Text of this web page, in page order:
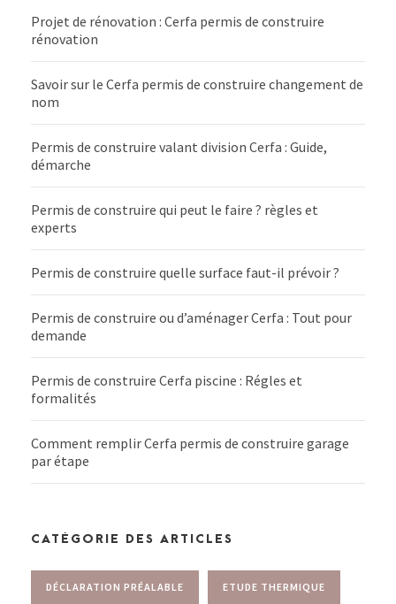
Projet de rénovation : Cerfa permis de construire
rénovation
Savoir sur le Cerfa permis de construire changement de
nom
Permis de construire valant division Cerfa : Guide,
démarche
Permis de construire qui peut le faire ? règles et
experts
Permis de construire quelle surface faut-il prévoir ?
Permis de construire ou d’aménager Cerfa : Tout pour
demande
Permis de construire Cerfa piscine : Régles et
formalités
Comment remplir Cerfa permis de construire garage
par étape
CATÉGORIE DES ARTICLES
DÉCLARATION PRÉALABLE ETUDE THERMIQUE